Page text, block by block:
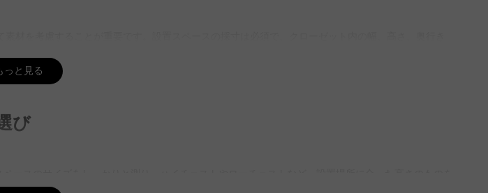
インテリア提案サービス「MyCoordi」で理想のチェスト選びをサポートします。
品質保証で安心して購入できます。
っと見る
び